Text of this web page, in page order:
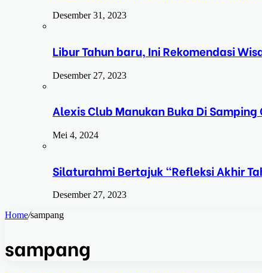
Desember 31, 2023
Libur Tahun baru, Ini Rekomendasi
Desember 27, 2023
Alexis Club Manukan Buka Di Samping
Mei 4, 2024
Silaturahmi Bertajuk “Refleksi Akhir
Desember 27, 2023
Home/sampang
sampang